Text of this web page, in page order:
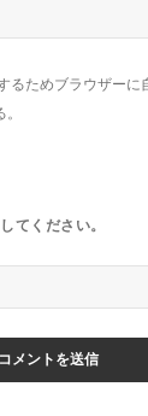
るためブラウザーに
てください。